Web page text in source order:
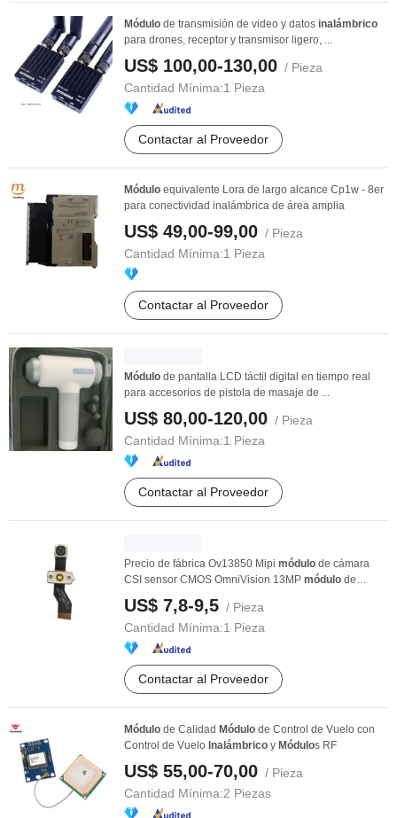
Módulo de transmisión de video y datos inalámbrico
para drones, receptor y transmisor ligero, ...
US$ 100,00-130,00 / Pieza
Cantidad Mínima:1 Pieza
Contactar al Proveedor
Módulo equivalente Lora de largo alcance Cp1w - 8er
para conectividad inalámbrica de área amplia
US$ 49,00-99,00 / Pieza
Cantidad Mínima:1 Pieza
Contactar al Proveedor
Módulo de pantalla LCD táctil digital en tiempo real
para accesorios de pistola de masaje de ...
US$ 80,00-120,00 / Pieza
Cantidad Mínima:1 Pieza
Contactar al Proveedor
Precio de fábrica Ov13850 Mipi módulo de cámara
CSI sensor CMOS OmniVision 13MP módulo de
cámara
US$ 7,8-9,5 / Pieza
Cantidad Mínima:1 Pieza
Contactar al Proveedor
Módulo de Calidad Módulo de Control de Vuelo con
Control de Vuelo Inalámbrico y Módulos RF
US$ 55,00-70,00 / Pieza
Cantidad Mínima:2 Piezas